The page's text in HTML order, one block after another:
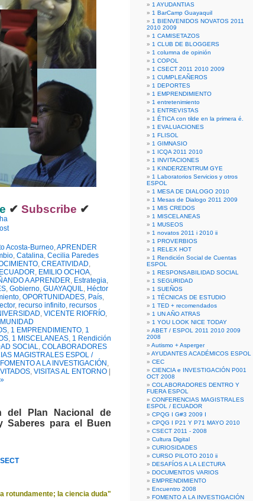
✔ Subscribe ✔
Acosta-Burneo,APRENDER
, Catalina, Cecilia Paredes
, CREATIVIDAD,
ECUADOR, EMILIO OCHOA,
A APRENDER, Estrategia,
, Gobierno, GUAYAQUIL, Héctor
, OPORTUNIDADES, País,
, recurso infinito, recursos
, VICENTE RIOFRÍO,
, 1 EMPRENDIMIENTO, 1
, 1 MISCELANEAS, 1 Rendición
SOCIAL, COLABORADORES
MAGISTRALES ESPOL /
FOMENTO A LA INVESTIGACIÓN ,
, VISITAS AL ENTORNO|
del Plan Nacional de
Saberes para el Buen
rotundamente; la ciencia duda"
1 AYUDANTIAS
1 BarCamp Guayaquil
1 BIENVENIDOS NOVATOS 2011
2010 2009
1 CAMISETAZOS
1 CLUB DE BLOGGERS
1 columna de opinión
1 COPOL
1 CSECT 2011 2010 2009
1 CUMPLEAÑEROS
1 DEPORTES
1 EMPRENDIMIENTO
1 entretenimiento
1 ENTREVISTAS
1 ÉTICA con tilde en la primera é.
1 EVALUACIONES
1 FLISOL
1 GIMNASIO
1 ICQA 2011 2010
1 INVITACIONES
1 KINDERZENTRUM GYE
1 Laboratorios Servicios y otros
ESPOL
1 MESA DE DIALOGO 2010
1 Mesas de Dialogo 2011 2009
1 MIS CREDOS
1 MISCELANEAS
1 MUSEOS
1 novatos 2011 i 2010 ii
1 PROVERBIOS
1 RELEX HOT
1 Rendición Social de Cuentas
ESPOL
1 RESPONSABILIDAD SOCIAL
1 SEGURIDAD
1 SUEÑOS
1 TÉCNICAS DE ESTUDIO
1 TED + recomendados
1 UN AÑO ATRAS
1 YOU LOOK NICE TODAY
ABET / ESPOL 2011 2010 2009
2008
Autismo + Asperger
AYUDANTES ACADÉMICOS ESPOL
CEC
CIENCIA e INVESTIGACIÓN P001
OCT 2008
COLABORADORES DENTRO Y
FUERA ESPOL
CONFERENCIAS MAGISTRALES
ESPOL / ECUADOR
CPQG I G#3 2009 I
CPQG I P21 Y P71 MAYO 2010
CSECT 2011 - 2008
Cultura Digital
CURIOSIDADES
CURSO PILOTO 2010 ii
DESAFÍOS A LA LECTURA
DOCUMENTOS VARIOS
EMPRENDIMIENTO
Encuentro 2008
FOMENTO A LA INVESTIGACIÓN